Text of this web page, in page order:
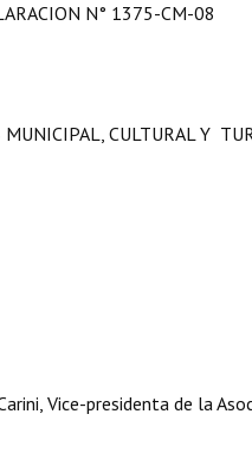
N° 1375-CM-08
CULTURAL Y
Vice-presidenta de la